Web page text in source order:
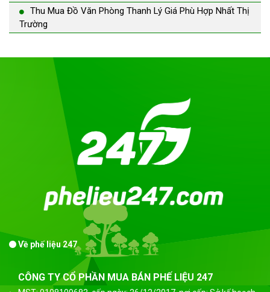
Thu Mua Đồ Văn Phòng Thanh Lý Giá Phù Hợp Nhất Thị
Trường
Về phế liệu 247
CÔNG TY CỔ PHẦN MUA BÁN PHẾ LIỆU 247